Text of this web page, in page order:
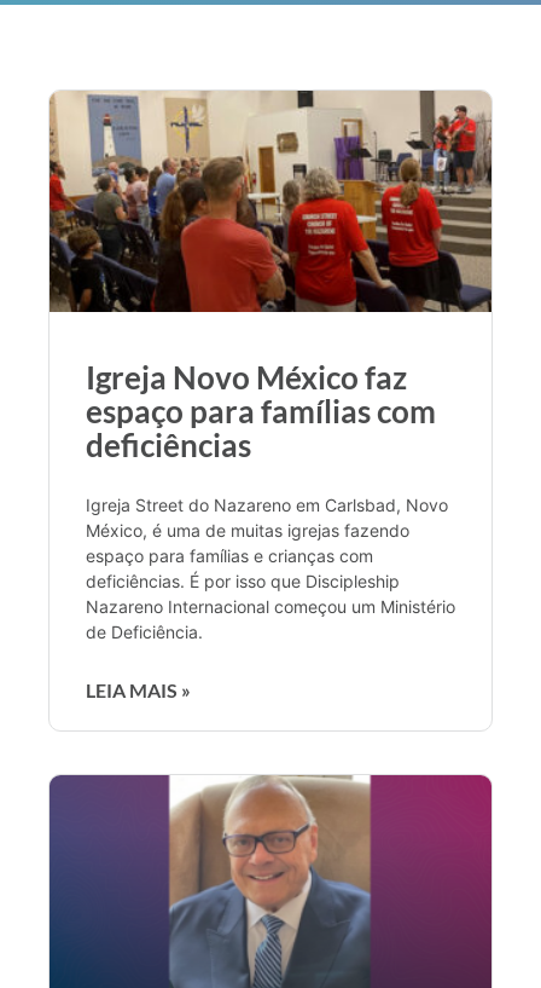
Igreja Novo México faz
espaço para famílias com
deficiências
Igreja Street do Nazareno em Carlsbad, Novo
México, é uma de muitas igrejas fazendo
espaço para famílias e crianças com
deficiências. É por isso que Discipleship
Nazareno Internacional começou um Ministério
de Deficiência.
LEIA MAIS »